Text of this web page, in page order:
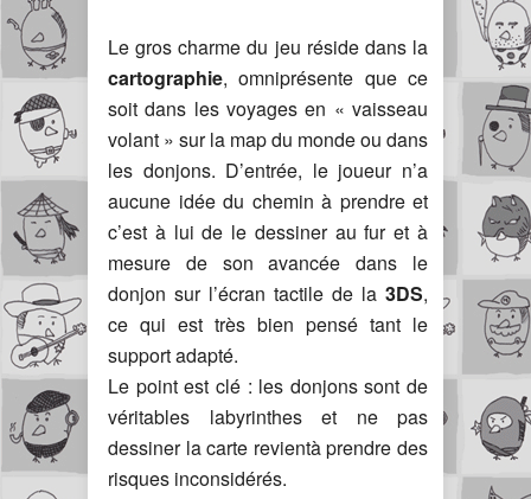
Le gros charme du jeu réside dans la
cartographie, omniprésente que ce
soit dans les voyages en « vaisseau
volant » sur la map du monde ou dans
les donjons. D’entrée, le joueur n’a
aucune idée du chemin à prendre et
c’est à lui de le dessiner au fur et à
mesure de son avancée dans le
donjon sur l’écran tactile de la 3DS,
ce qui est très bien pensé tant le
support adapté.
Le point est clé : les donjons sont de
véritables labyrinthes et ne pas
dessiner la carte revientà prendre des
risques inconsidérés.